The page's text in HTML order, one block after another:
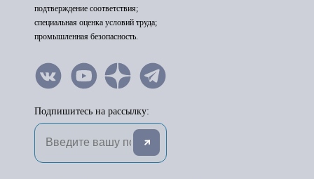
подтверждение соответствия;
специальная оценка условий труда;
промышленная безопасность.
Подпишитесь на рассылку: